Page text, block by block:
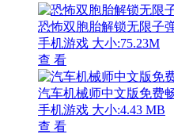
恐怖双胞胎解锁无限子
手机游戏 大小:75.23M
查 看
汽车机械师中文版免费
手机游戏 大小:4.43 MB
查 看